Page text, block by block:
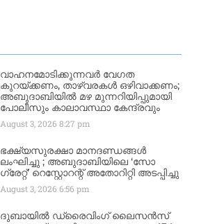
വാഹനമോടിക്കുന്നവർ വേഗത
കുറയ്ക്കണം, താഴ്‌വരകൾ ഒഴിവാക്കണം;
അബുദാബിയിൽ മഴ മുന്നറിയിപ്പുമായി
പോലീസും കാലാവസ്ഥാ കേന്ദ്രവും
August 3, 20268:27 pm
ഭക്ഷ്യസുരക്ഷാ മാനദണ്ഡങ്ങൾ
ലംഘിച്ചു ; അബുദാബിയിലെ ‘സോ
ഗ്രേറ്റ്’ റെസ്റ്റോറന്റ് അതോറിറ്റി അടപ്പിച്ചു
August 3, 20266:56 pm
ദുബായിൽ ഡ്രൈവിംഗ് ലൈസൻസ്